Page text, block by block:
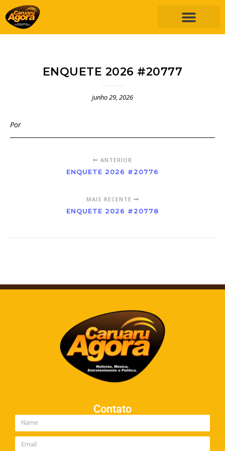
ENQUETE 2026 #20777
junho 29, 2026
Por
ANTERIOR
ENQUETE 2026 #20776
MAIS RECENTE
ENQUETE 2026 #20778
Contato